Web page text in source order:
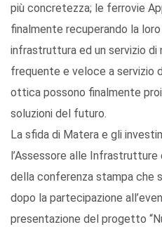
più concretezza; le ferrovie
finalmente recuperando la
infrastruttura ed un servizio di
frequente e veloce a servizio
ottica possono finalmente
soluzioni del futuro.
La sfida di Matera e gli
l’Assessore alle
della conferenza stampa che
dopo la partecipazione
presentazione del progetto